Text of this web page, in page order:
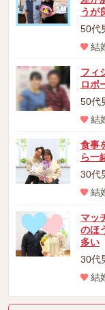
うが
50代
結
フィ
ロポ
50代
結
食事
ら一
30代
結
マッ
のほ
多い
30代
結